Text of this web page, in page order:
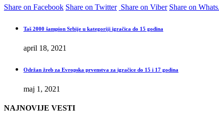
Share on Facebook Share on Twitter Share on Viber Share on
Taš 2000 šampion Srbije u kategoriji igračica do 15 godina
april 18, 2021
Održan žreb za Evropska prvenstva za igračice do 15 i 17 godina
maj 1, 2021
NAJNOVIJE VESTI